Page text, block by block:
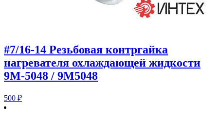
#7/16-14 Резьбовая контргайка
нагревателя охлаждающей жидкости
9M-5048 / 9M5048
500 ₽